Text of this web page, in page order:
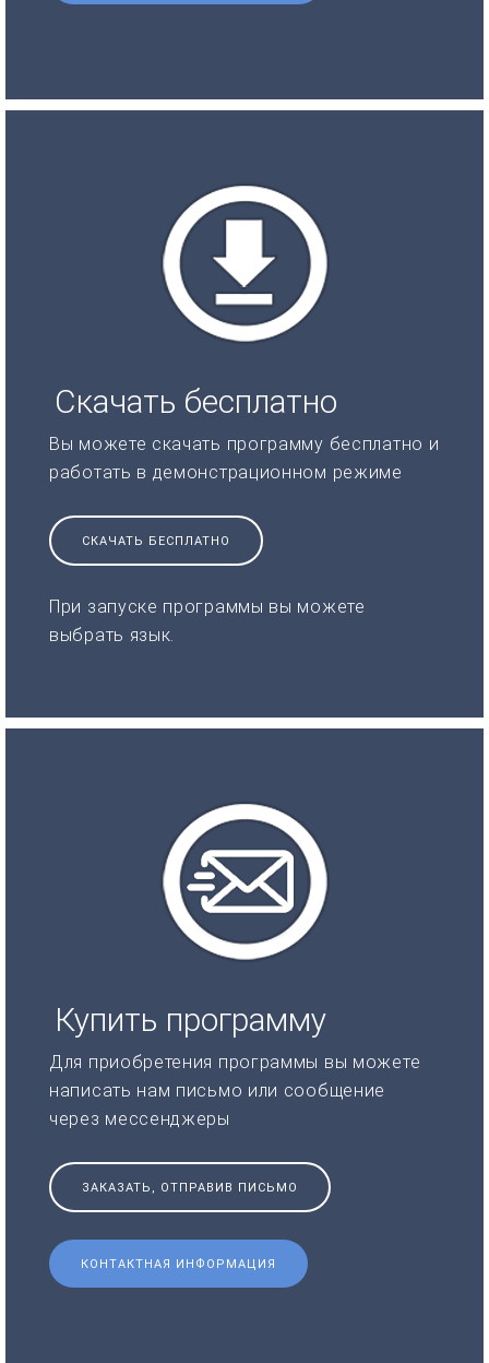
Скачать бесплатно
Вы можете скачать программу бесплатно и
работать в демонстрационном режиме
СКАЧАТЬ БЕСПЛАТНО
При запуске программы вы можете
выбрать язык.
Купить программу
Для приобретения программы вы можете
написать нам письмо или сообщение
через мессенджеры
ЗАКАЗАТЬ, ОТПРАВИВ ПИСЬМО
КОНТАКТНАЯ ИНФОРМАЦИЯ